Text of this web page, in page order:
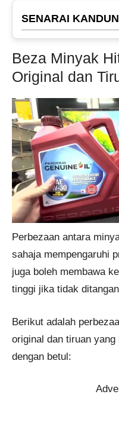
SENARAI
Beza Minyak
Original dan
Perbezaan antara
sahaja mempengaruhi
juga boleh membawa
tinggi jika tidak
Berikut adalah
original dan tiruan
dengan betul: